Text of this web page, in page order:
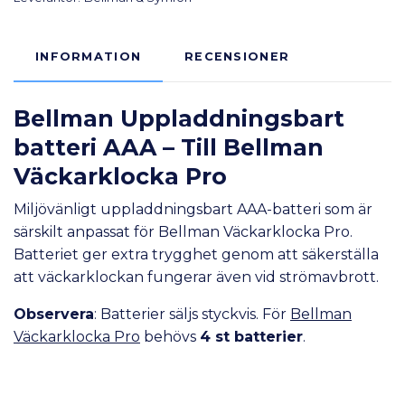
INFORMATION RECENSIONER
Bellman Uppladdningsbart
batteri AAA – Till Bellman
Väckarklocka Pro
Miljövänligt uppladdningsbart AAA-batteri som är
särskilt anpassat för Bellman Väckarklocka Pro.
Batteriet ger extra trygghet genom att säkerställa
att väckarklockan fungerar även vid strömavbrott.
Observera: Batterier säljs styckvis. För Bellman
Väckarklocka Pro behövs 4 st batterier.